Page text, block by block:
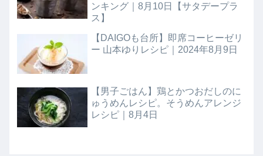
ンキング｜8月10日【サタデープラ
ス】
【DAIGOも台所】即席コーヒーゼリ
ー 山本ゆりレシピ｜2024年8月9日
【男子ごはん】鶏とかつおだしのに
ゅうめんレシピ。そうめんアレンジ
レシピ｜8月4日